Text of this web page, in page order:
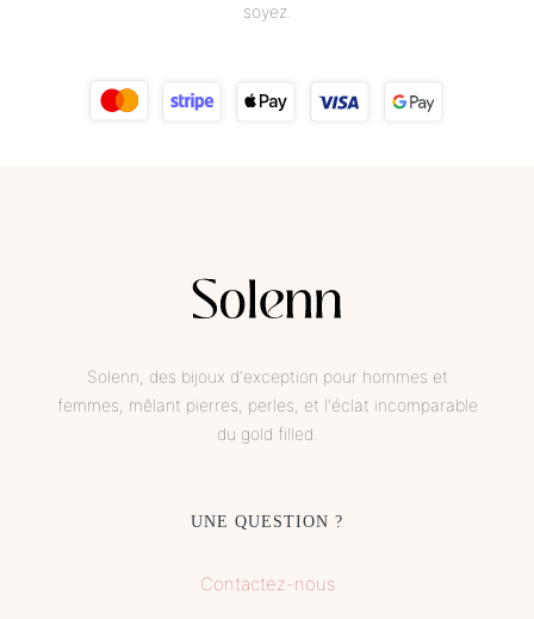
soyez.
Solenn, des bijoux d'exception pour hommes et
femmes, mêlant pierres, perles, et l'éclat incomparable
du gold filled.
UNE QUESTION ?
Contactez-nous